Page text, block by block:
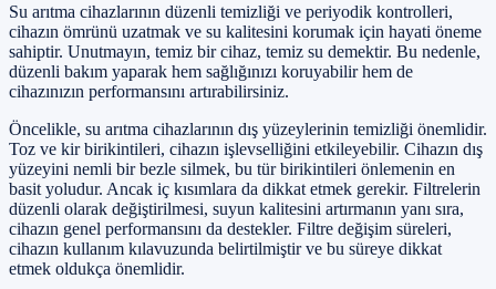
Su arıtma cihazlarının düzenli temizliği ve periyodik kontrolleri,
cihazın ömrünü uzatmak ve su kalitesini korumak için hayati öneme
sahiptir. Unutmayın, temiz bir cihaz, temiz su demektir. Bu nedenle,
düzenli bakım yaparak hem sağlığınızı koruyabilir hem de
cihazınızın performansını artırabilirsiniz.
Öncelikle, su arıtma cihazlarının dış yüzeylerinin temizliği önemlidir.
Toz ve kir birikintileri, cihazın işlevselliğini etkileyebilir. Cihazın dış
yüzeyini nemli bir bezle silmek, bu tür birikintileri önlemenin en
basit yoludur. Ancak iç kısımlara da dikkat etmek gerekir. Filtrelerin
düzenli olarak değiştirilmesi, suyun kalitesini artırmanın yanı sıra,
cihazın genel performansını da destekler. Filtre değişim süreleri,
cihazın kullanım kılavuzunda belirtilmiştir ve bu süreye dikkat
etmek oldukça önemlidir.